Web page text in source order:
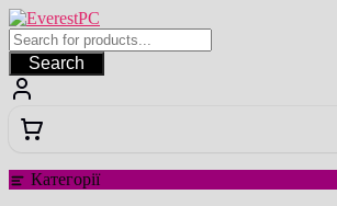
Перейти
до
вмісту
Search
Категорії